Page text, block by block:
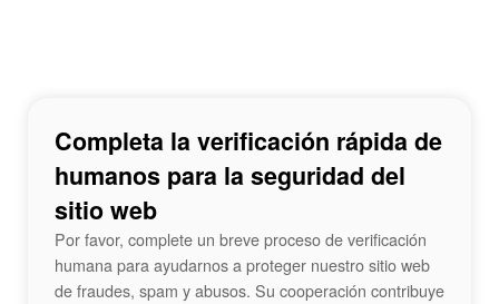
Completa la verificación rápida de
humanos para la seguridad del
sitio web
Por favor, complete un breve proceso de verificación
humana para ayudarnos a proteger nuestro sitio web
de fraudes, spam y abusos. Su cooperación contribuye